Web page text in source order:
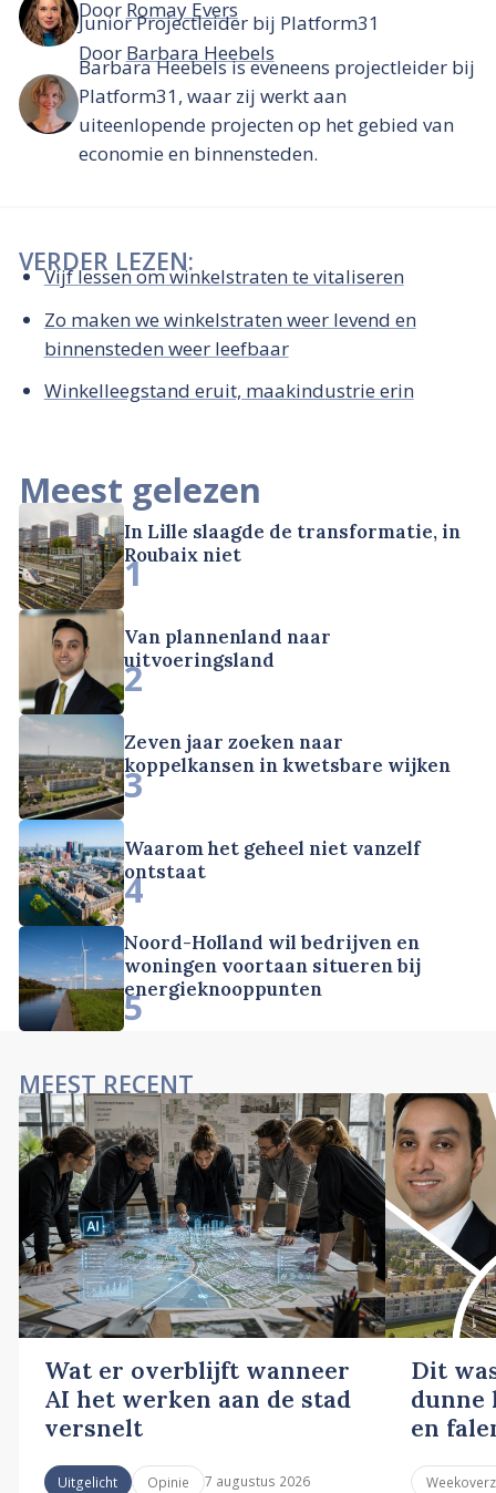
Door Romay Evers
Junior Projectleider bij Platform31
Door Barbara Heebels
Barbara Heebels is eveneens projectleider bij
Platform31, waar zij werkt aan
uiteenlopende projecten op het gebied van
economie en binnensteden.
VERDER LEZEN:
Vijf lessen om winkelstraten te vitaliseren
Zo maken we winkelstraten weer levend en
binnensteden weer leefbaar
Winkelleegstand eruit, maakindustrie erin
Meest gelezen
In Lille slaagde de transformatie, in
Roubaix niet
1
Van plannenland naar
uitvoeringsland
2
Zeven jaar zoeken naar
koppelkansen in kwetsbare wijken
3
Waarom het geheel niet vanzelf
ontstaat
4
Noord-Holland wil bedrijven en
woningen voortaan situeren bij
energieknooppunten
5
MEEST RECENT
Wat er overblijft wanneer
AI het werken aan de stad
versnelt
Uitgelicht Opinie 7 augustus 2026
Dit
dunne
en